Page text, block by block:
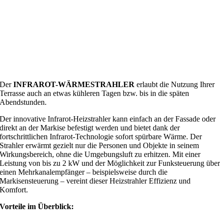
DerINFRAROT-WÄRMESTRAHLER erlaubt die Nutzung Ihrer
Terrasse auch an etwas kühleren Tagen bzw. bis in die späten
Abendstunden.
Der innovative Infrarot-Heizstrahler kann einfach an der Fassade oder
direkt an der Markise befestigt werden und bietet dank der
fortschrittlichen Infrarot-Technologie sofort spürbare Wärme. Der
Strahler erwärmt gezielt nur die Personen und Objekte in seinem
Wirkungsbereich, ohne die Umgebungsluft zu erhitzen. Mit einer
Leistung von bis zu 2 kW und der Möglichkeit zur Funksteuerung über
einen Mehrkanalempfänger – beispielsweise durch die
Markisensteuerung – vereint dieser Heizstrahler Effizienz und
Komfort.
Vorteile im Überblick: